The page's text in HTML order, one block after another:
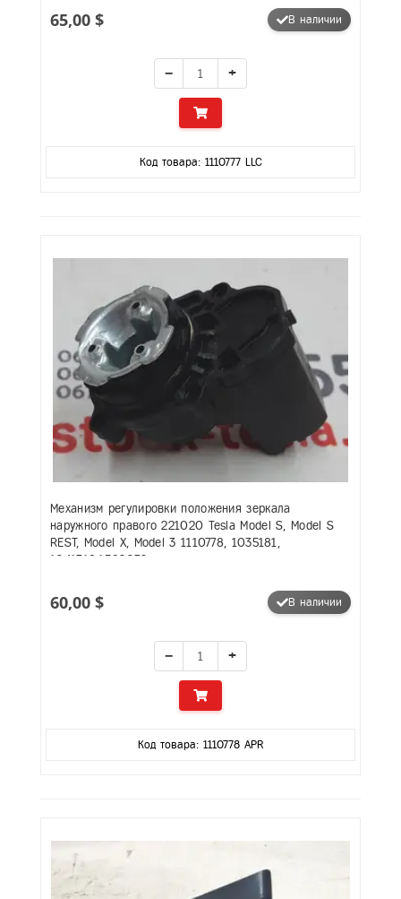
65,00 $ В наличии
− +
Код товара: 1110777 LLC
Механизм регулировки положения зеркала
наружного правого 221020 Tesla Model S, Model S
REST, Model X, Model 3 1110778, 1035181,
1041318,1592032
60,00 $ В наличии
− +
Код товара: 1110778 APR